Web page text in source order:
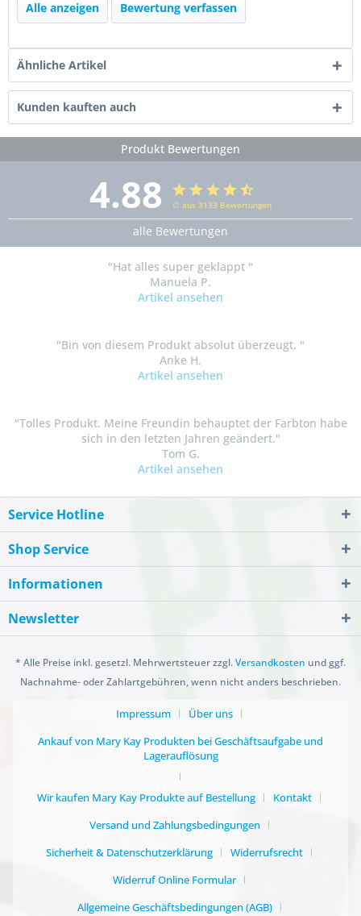
Alle anzeigen Bewertung verfassen
Ähnliche Artikel
Kunden kauften auch
Produkt Bewertungen
4.88 ∅ aus 3133 Bewertungen
alle Bewertungen
"Hat alles super geklappt "
Manuela P.
Artikel ansehen
"Bin von diesem Produkt absolut überzeugt. "
Anke H.
Artikel ansehen
"Tolles Produkt. Meine Freundin behauptet der Farbton habe
sich in den letzten Jahren geändert."
Tom G.
Artikel ansehen
Service Hotline
Shop Service
Informationen
Newsletter
* Alle Preise inkl. gesetzl. Mehrwertsteuer zzgl.Versandkosten und ggf.
Nachnahme- oder Zahlartgebühren, wenn nicht anders beschrieben.
Impressum
Über uns
Ankauf von Mary Kay Produkten bei Geschäftsaufgabe und
Lagerauflösung
Wir kaufen Mary Kay Produkte auf Bestellung
Kontakt
Versand und Zahlungsbedingungen
Sicherheit & Datenschutzerklärung
Widerrufsrecht
Widerruf Online Formular
Allgemeine Geschäftsbedingungen (AGB)